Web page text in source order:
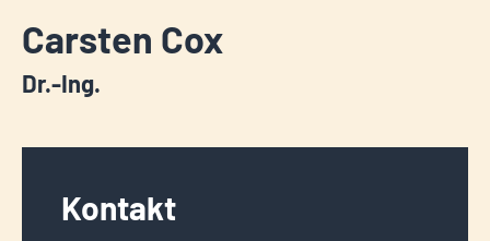
Carsten Cox
Dr.-Ing.
Kontakt